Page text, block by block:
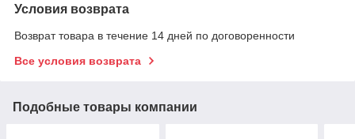
Условия возврата
Возврат товара в течение 14 дней по договоренности
Все условия возврата
Подобные товары компании